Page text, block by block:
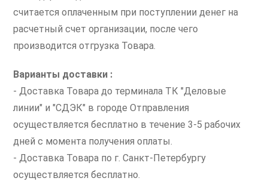
считается оплаченным при поступлении денег на
расчетный счет организации, после чего
производится отгрузка Товара.
Варианты доставки :
- Доставка Товара до терминала ТК "Деловые
линии" и "СДЭК" в городе Отправления
осуществляется бесплатно в течение 3-5 рабочих
дней с момента получения оплаты.
- Доставка Товара по г. Санкт-Петербургу
осуществляется бесплатно.